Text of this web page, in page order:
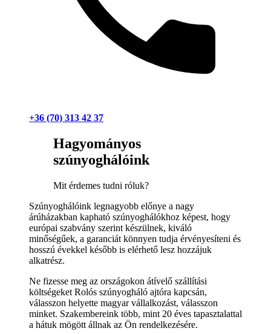
+36 (70) 313 42 37
Hagyományos
szúnyoghálóink
Mit érdemes tudni róluk?
Szúnyoghálóink legnagyobb előnye a nagy
árúházakban kapható szúnyoghálókhoz képest, hogy
európai szabvány szerint készülnek, kiváló
minőségűek, a garanciát könnyen tudja érvényesíteni és
hosszú évekkel később is elérhető lesz hozzájuk
alkatrész.
Ne fizesse meg az országokon átívelő szállítási
költségeket Rolós szúnyogháló ajtóra kapcsán,
válasszon helyette magyar vállalkozást, válasszon
minket. Szakembereink több, mint 20 éves tapasztalattal
a hátuk mögött állnak az Ön rendelkezésére.